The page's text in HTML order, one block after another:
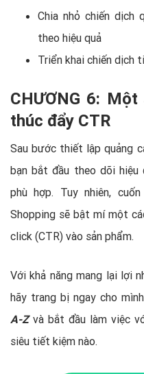
Chia nhỏ chiến dịch
theo hiệu quả
Triển khai chiến dịch
CHƯƠNG 6:
thúc đẩy CTR
Sau bước thiết lập quảng
bạn bắt đầu theo dõi hiệu
phù hợp. Tuy nhiên,
Shopping sẽ bật mí một
click (CTR) vào sản phẩm.
Với khả năng mang lại lợi
hãy trang bị ngay cho mình
A-Z và bắt đầu làm việc
siêu tiết kiệm nào.